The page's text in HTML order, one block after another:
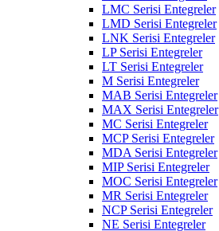
LMC Serisi Entegreler
LMD Serisi Entegreler
LNK Serisi Entegreler
LP Serisi Entegreler
LT Serisi Entegreler
M Serisi Entegreler
MAB Serisi Entegreler
MAX Serisi Entegreler
MC Serisi Entegreler
MCP Serisi Entegreler
MDA Serisi Entegreler
MIP Serisi Entegreler
MOC Serisi Entegreler
MR Serisi Entegreler
NCP Serisi Entegreler
NE Serisi Entegreler